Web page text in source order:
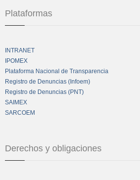
Plataformas
INTRANET
IPOMEX
Plataforma Nacional de Transparencia
Registro de Denuncias (Infoem)
Registro de Denuncias (PNT)
SAIMEX
SARCOEM
Derechos y obligaciones